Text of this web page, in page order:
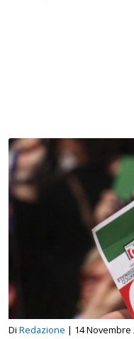
Di Redazione | 14 Novembre